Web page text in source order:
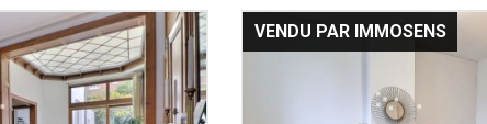
VENDU PAR IMMOSENS